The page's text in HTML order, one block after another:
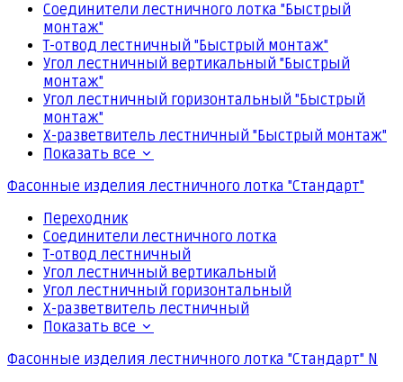
Соединители лестничного лотка "Быстрый
монтаж"
Т-отвод лестничный "Быстрый монтаж"
Угол лестничный вертикальный "Быстрый
монтаж"
Угол лестничный горизонтальный "Быстрый
монтаж"
Х-разветвитель лестничный "Быстрый монтаж"
Показать все
Фасонные изделия лестничного лотка "Стандарт"
Переходник
Соединители лестничного лотка
Т-отвод лестничный
Угол лестничный вертикальный
Угол лестничный горизонтальный
Х-разветвитель лестничный
Показать все
Фасонные изделия лестничного лотка "Стандарт" N